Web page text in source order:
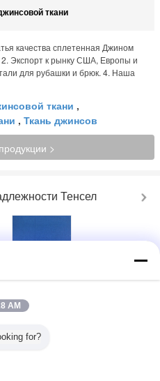
ткани
качества сплетенная Джином
Экспорт к рынку США, Европы и
для рубашки и брюк. 4. Наша
ткани ,
, Ткань джинсов
>
Тенсел
хлопка 100
ширины 57/8
Профессиональное
индиго/
AM
for?